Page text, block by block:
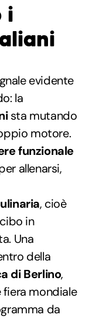
i
evidente
la
sta mutando
motore.
funzionale
allenarsi,
, cioè
in
Una
della
di Berlino,
mondiale
da